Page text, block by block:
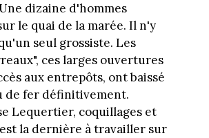
dizaine d'hommes
le quai de la marée. Il n'y
seul grossiste. Les
ces larges ouvertures
aux entrepôts, ont baissé
de fer définitivement.
Lequertier, coquillages et
la dernière à travailler sur